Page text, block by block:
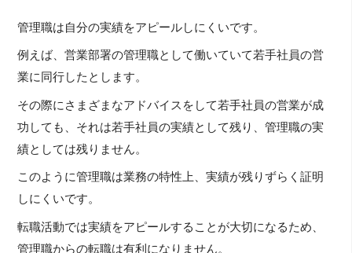
管理職は自分の実績をアピールしにくいです。
例えば、営業部署の管理職として働いていて若手社員の営
業に同行したとします。
その際にさまざまなアドバイスをして若手社員の営業が成
功しても、それは若手社員の実績として残り、管理職の実
績としては残りません。
このように管理職は業務の特性上、実績が残りずらく証明
しにくいです。
転職活動では実績をアピールすることが大切になるため、
管理職からの転職は有利になりません。